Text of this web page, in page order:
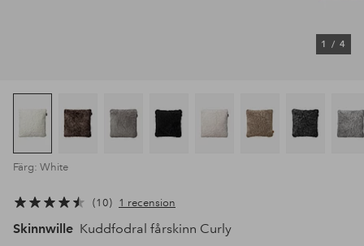
1 / 4
Färg: White
10 1 recension
Skinnwille Kuddfodral fårskinn Curly